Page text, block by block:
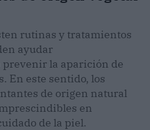
rutinas y tratamientos
ayudar
la aparición de
En este sentido, los
de origen natural
en
de la piel.